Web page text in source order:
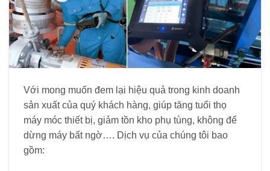
Với mong muốn đem lại hiệu quả trong kinh doanh
sản xuất của quý khách hàng, giúp tăng tuổi thọ
máy móc thiết bị, giảm tồn kho phụ tùng, không để
dừng máy bất ngờ…. Dịch vụ của chúng tôi bao
gồm: